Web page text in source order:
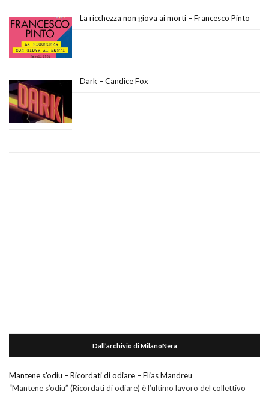
La ricchezza non giova ai morti – Francesco Pinto
Dark – Candice Fox
Dall’archivio di MilanoNera
Mantene s’odiu – Ricordati di odiare – Elias Mandreu
“Mantene s’odiu” (Ricordati di odiare) è l’ultimo lavoro del collettivo